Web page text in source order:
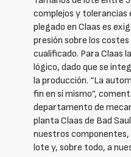
complejos y tolerancias
plegado en Claas es
presión sobre los
cualificado. Para Claas
lógico, dado que se
la producción. “La
fin en sí mismo”,
departamento de
planta Claas de Bad
nuestros
lote y, sobre todo, a